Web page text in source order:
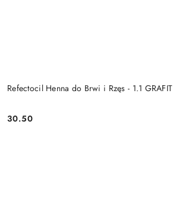
Refectocil Henna do Brwi i Rzęs - 1.1 GRAFIT
Cena:
30.50